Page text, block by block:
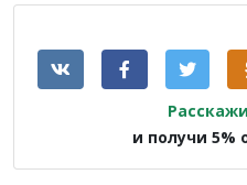
и получи 5%